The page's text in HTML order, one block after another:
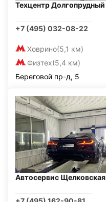
Техцентр Долгопрудный
+7 (495) 032-08-22
Ховрино(5,1 км)
Физтех(5,4 км)
Береговой пр-д, 5
Автосервис Щелковская